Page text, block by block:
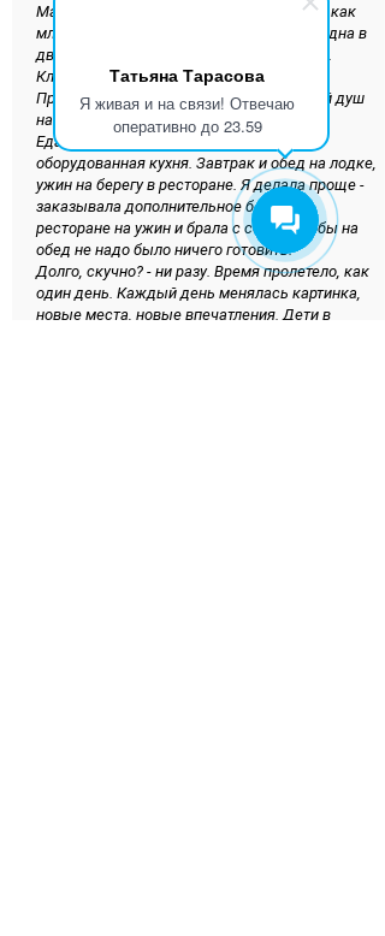
Татьяна Тарасова
Я живая и на связи! Отвечаю
оперативно до 23.59
Маленькие каюты, душно спать? - спала как
младенец. Ни душно ни разу, но я была одна в
двухместной каюте с высоким потолком.
Клаустрофобии не было.
Проблемы с удобствами? - не было. Свой душ
на нашу семью.
Еда? - отлично справлялись. Полностью
оборудованная кухня. Завтрак и обед на лодке,
ужин на берегу в ресторане. Я делала проще -
заказывала дополнительное блюдо в
ресторане на ужин и брала с собой, чтобы на
обед не надо было ничего готовить.
Долго, скучно? - ни разу. Время пролетело, как
один день. Каждый день менялась картинка,
новые места, новые впечатления. Дети в